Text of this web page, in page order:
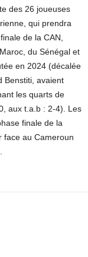
des 26 joueuses
qui prendra
de la CAN,
du Sénégal et
en 2024 (décalée
Benstiti, avaient
les quarts de
aux t.a.b : 2-4). Les
finale de la
face au Cameroun